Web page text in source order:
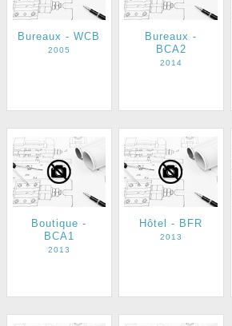
Bureaux - WCB
2005
Bureaux -
BCA2
2014
Boutique -
BCA1
2013
Hôtel - BFR
2013